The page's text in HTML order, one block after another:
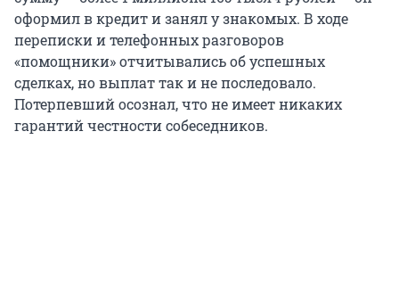
оформил в кредит и занял у знакомых. В ходе
переписки и телефонных разговоров
«помощники» отчитывались об успешных
сделках, но выплат так и не последовало.
Потерпевший осознал, что не имеет никаких
гарантий честности собеседников.